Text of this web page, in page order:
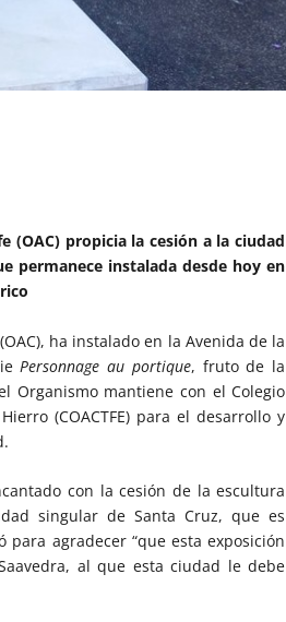
(OAC) propicia la cesión a la ciudad
permanece instalada desde hoy en
ha instalado en la Avenida de la
Personnage au portique, fruto de la
Organismo mantiene con el Colegio
(COACTFE) para el desarrollo y
con la cesión de la escultura
singular de Santa Cruz, que es
agradecer “que esta exposición
al que esta ciudad le debe